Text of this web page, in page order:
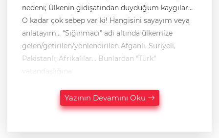
nedeni; Ülkenin gidişatından duyduğum kaygılar...
O kadar çok sebep var ki! Hangisini sayayım veya
anlatayım… “Sığınmacı” adı altında ülkemize
gelen/getirilen/yönlendirilen Afganlı, Suriyeli,
Pakistanlı, Afrikalılar… Bunlardan “Türk”
vatandaşlığına
Yazının Devamını Oku